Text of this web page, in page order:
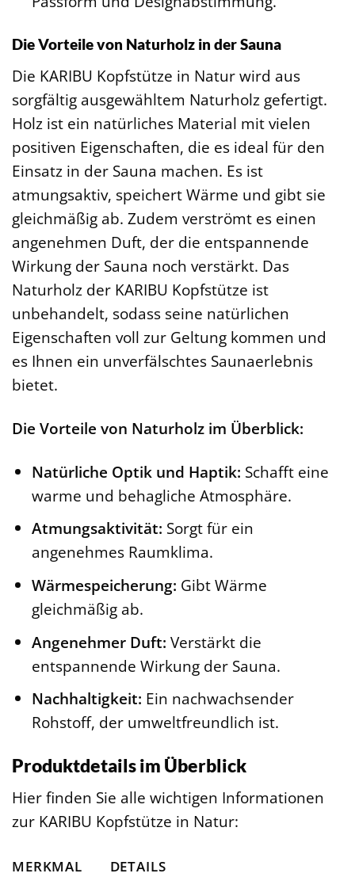
Die Vorteile von Naturholz in der Sauna
Die KARIBU Kopfstütze in Natur wird aus
sorgfältig ausgewähltem Naturholz gefertigt.
Holz ist ein natürliches Material mit vielen
positiven Eigenschaften, die es ideal für den
Einsatz in der Sauna machen. Es ist
atmungsaktiv, speichert Wärme und gibt sie
gleichmäßig ab. Zudem verströmt es einen
angenehmen Duft, der die entspannende
Wirkung der Sauna noch verstärkt. Das
Naturholz der KARIBU Kopfstütze ist
unbehandelt, sodass seine natürlichen
Eigenschaften voll zur Geltung kommen und
es Ihnen ein unverfälschtes Saunaerlebnis
bietet.
Die Vorteile von Naturholz im Überblick:
Natürliche Optik und Haptik: Schafft eine
warme und behagliche Atmosphäre.
Atmungsaktivität: Sorgt für ein
angenehmes Raumklima.
Wärmespeicherung: Gibt Wärme
gleichmäßig ab.
Angenehmer Duft: Verstärkt die
entspannende Wirkung der Sauna.
Nachhaltigkeit: Ein nachwachsender
Rohstoff, der umweltfreundlich ist.
Produktdetails im Überblick
Hier finden Sie alle wichtigen Informationen
zur KARIBU Kopfstütze in Natur:
MERKMAL
DETAILS